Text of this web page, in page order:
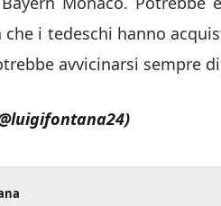
che i tedeschi hanno
avvicinarsi sempre